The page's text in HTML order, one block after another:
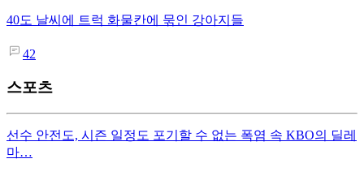
40도 날씨에 트럭 화물칸에 묶인 강아지들
42
스포츠
선수 안전도, 시즌 일정도 포기할 수 없는 폭염 속 KBO의 딜레
마…